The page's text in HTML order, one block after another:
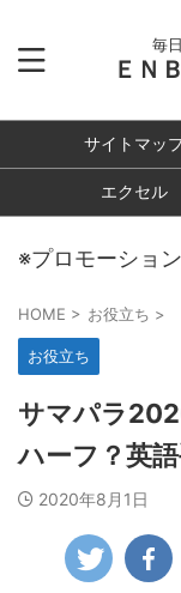
毎
ＥＮ
サイトマッ
エクセル
※プロモーショ
HOME > お役立ち >
お役立ち
サマパラ
ハーフ？英
2020年8月1日